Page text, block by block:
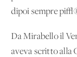
dipoi sempre
Da Mirabello il
aveva scritto alla